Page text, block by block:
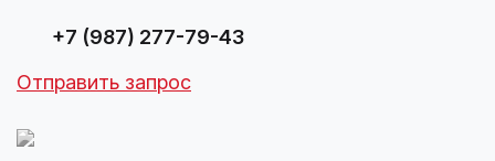
+7 (987) 277-79-43
Отправить запрос